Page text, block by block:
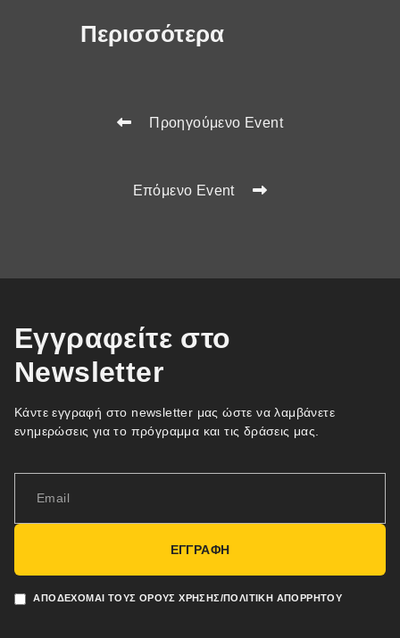
Περισσότερα
Προηγούμενο Event
Επόμενο Event
Εγγραφείτε στο
Newsletter
Κάντε εγγραφή στο newsletter μας ώστε να λαμβάνετε
ενημερώσεις για το πρόγραμμα και τις δράσεις μας.
ΑΠΟΔΈΧΟΜΑΙ ΤΟΥΣ ΌΡΟΥΣ ΧΡΉΣΗΣ/ΠΟΛΙΤΙΚΉ ΑΠΟΡΡΉΤΟΥ
ΕΓΓΡΑΦΗ